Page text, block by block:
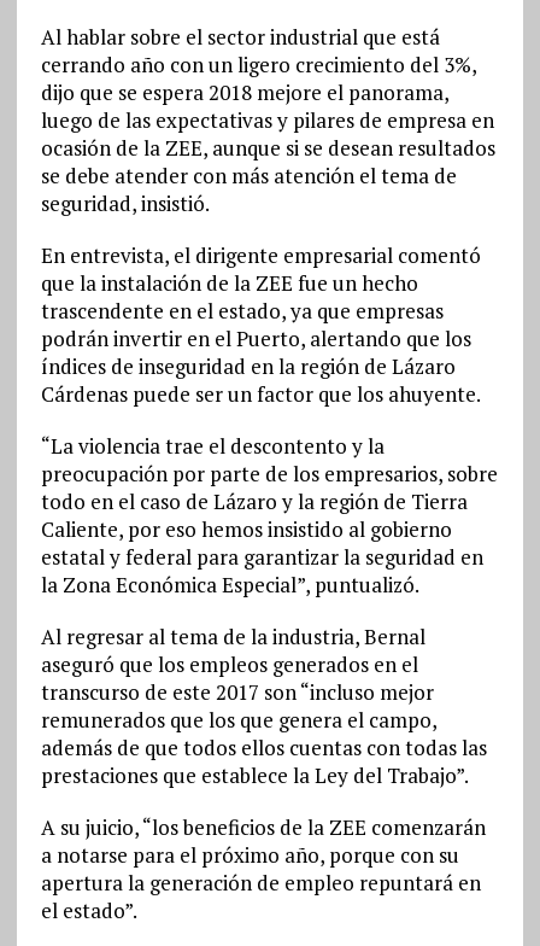
Al hablar sobre el sector industrial que está
cerrando año con un ligero crecimiento del 3%,
dijo que se espera 2018 mejore el panorama,
luego de las expectativas y pilares de empresa en
ocasión de la ZEE, aunque si se desean resultados
se debe atender con más atención el tema de
seguridad, insistió.
En entrevista, el dirigente empresarial comentó
que la instalación de la ZEE fue un hecho
trascendente en el estado, ya que empresas
podrán invertir en el Puerto, alertando que los
índices de inseguridad en la región de Lázaro
Cárdenas puede ser un factor que los ahuyente.
“La violencia trae el descontento y la
preocupación por parte de los empresarios, sobre
todo en el caso de Lázaro y la región de Tierra
Caliente, por eso hemos insistido al gobierno
estatal y federal para garantizar la seguridad en
la Zona Económica Especial”, puntualizó.
Al regresar al tema de la industria, Bernal
aseguró que los empleos generados en el
transcurso de este 2017 son “incluso mejor
remunerados que los que genera el campo,
además de que todos ellos cuentas con todas las
prestaciones que establece la Ley del Trabajo”.
A su juicio, “los beneficios de la ZEE comenzarán
a notarse para el próximo año, porque con su
apertura la generación de empleo repuntará en
el estado”.